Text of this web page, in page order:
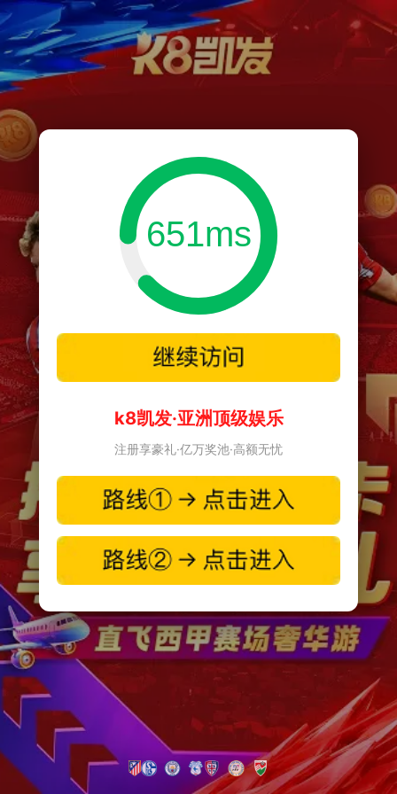
651ms
k8凯发·亚洲顶级娱乐
注册享豪礼·亿万奖池·高额无忧